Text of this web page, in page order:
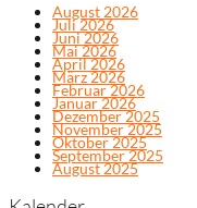
August 2026
Juli 2026
Juni 2026
Mai 2026
April 2026
März 2026
Februar 2026
Januar 2026
Dezember 2025
November 2025
Oktober 2025
September 2025
August 2025